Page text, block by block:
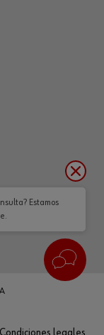
Condiciones legales
Estamos